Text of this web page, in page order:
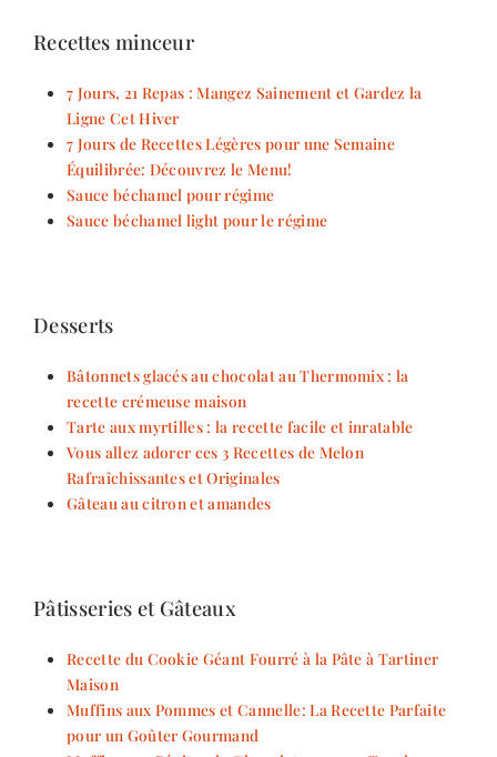
Recettes minceur
7 Jours, 21 Repas : Mangez Sainement et Gardez la
Ligne Cet Hiver
7 Jours de Recettes Légères pour une Semaine
Équilibrée: Découvrez le Menu!
Sauce béchamel pour régime
Sauce béchamel light pour le régime
Desserts
Bâtonnets glacés au chocolat au Thermomix : la
recette crémeuse maison
Tarte aux myrtilles : la recette facile et inratable
Vous allez adorer ces 3 Recettes de Melon
Rafraîchissantes et Originales
Gâteau au citron et amandes
Pâtisseries et Gâteaux
Recette du Cookie Géant Fourré à la Pâte à Tartiner
Maison
Muffins aux Pommes et Cannelle: La Recette Parfaite
pour un Goûter Gourmand